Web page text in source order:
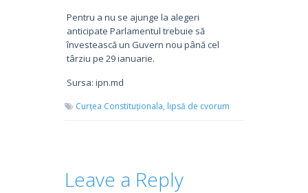
Pentru a nu se ajunge la alegeri
anticipate Parlamentul trebuie să
învestească un Guvern nou până cel
târziu pe 29 ianuarie.
Sursa: ipn.md
Curțea Constituționala, lipsă de cvorum
Leave a Reply